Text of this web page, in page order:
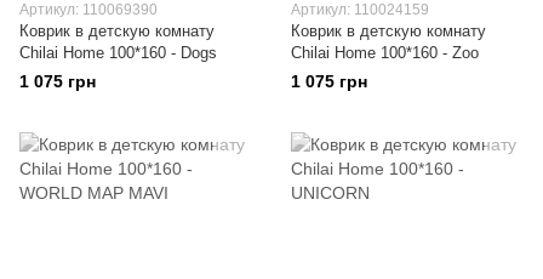
Артикул: 110069390
Коврик в детскую комнату
Chilai Home 100*160 - Dogs
1 075 грн
Артикул: 110024159
Коврик в детскую комнату
Chilai Home 100*160 - Zoo
1 075 грн